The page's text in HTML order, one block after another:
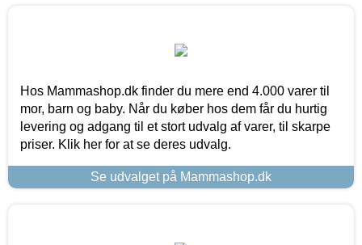
Hos Mammashop.dk finder du mere end 4.000 varer til
mor, barn og baby. Når du køber hos dem får du hurtig
levering og adgang til et stort udvalg af varer, til skarpe
priser. Klik her for at se deres udvalg.
Se udvalget på Mammashop.dk